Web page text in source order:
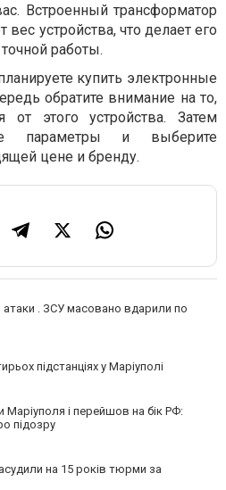
Встроенный трансформатор
вес устройства, что делает его
работы.
купить электронные
обратите внимание на то,
этого устройства. Затем
параметры и выберите
цене и бренду.
атаки . ЗСУ масовано вдарили по
підстанціях у Маріуполі
Маріуполя і перейшов на бік РФ:
підозру
на 15 років тюрми за